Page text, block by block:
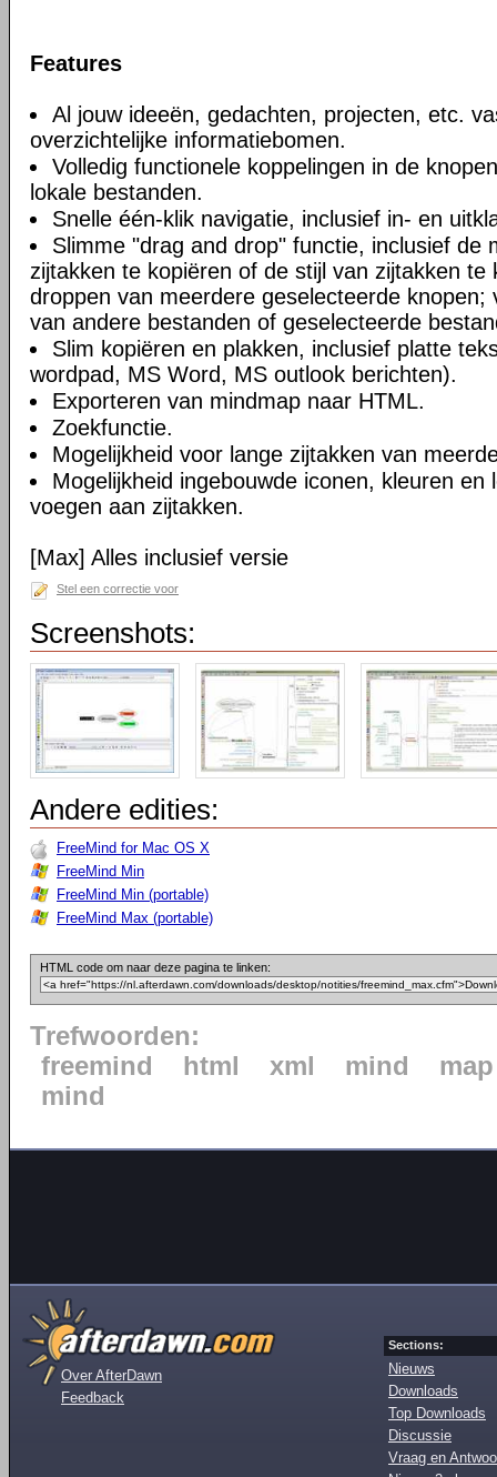
Features
Al jouw ideeën, gedachten, projecten, etc.
overzichtelijke informatiebomen.
Volledig functionele koppelingen in de
lokale bestanden.
Snelle één-klik navigatie, inclusief in- en
Slimme "drag and drop" functie, inclusief de
zijtakken te kopiëren of de stijl van zijtakken te
droppen van meerdere geselecteerde knopen;
van andere bestanden of geselecteerde
Slim kopiëren en plakken, inclusief platte
wordpad, MS Word, MS outlook berichten).
Exporteren van mindmap naar HTML.
Zoekfunctie.
Mogelijkheid voor lange zijtakken van
Mogelijkheid ingebouwde iconen, kleuren en
voegen aan zijtakken.
[Max] Alles inclusief versie
Stel een correctie voor
Screenshots:
Andere edities:
FreeMind for Mac OS X
FreeMind Min
FreeMind Min (portable)
FreeMind Max (portable)
HTML code om naar deze pagina te linken:
Trefwoorden:
freemind
html xml mind
map
mind
Over AfterDawn
Feedback
Sections:
Nieuws
Downloads
Top Downloads
Discussie
Vraag en